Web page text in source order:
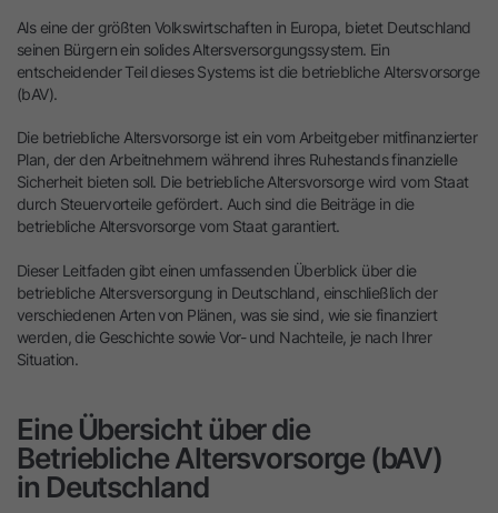
Als eine der größten Volkswirtschaften in Europa, bietet Deutschland
seinen Bürgern ein solides Altersversorgungssystem. Ein
entscheidender Teil dieses Systems ist die betriebliche Altersvorsorge
(bAV).
Die betriebliche Altersvorsorge ist ein vom Arbeitgeber mitfinanzierter
Plan, der den Arbeitnehmern während ihres Ruhestands finanzielle
Sicherheit bieten soll. Die betriebliche Altersvorsorge wird vom Staat
durch Steuervorteile gefördert. Auch sind die Beiträge in die
betriebliche Altersvorsorge vom Staat garantiert.
Dieser Leitfaden gibt einen umfassenden Überblick über die
betriebliche Altersversorgung in Deutschland, einschließlich der
verschiedenen Arten von Plänen, was sie sind, wie sie finanziert
werden, die Geschichte sowie Vor- und Nachteile, je nach Ihrer
Situation.
Eine Übersicht über die
Betriebliche Altersvorsorge (bAV)
in Deutschland